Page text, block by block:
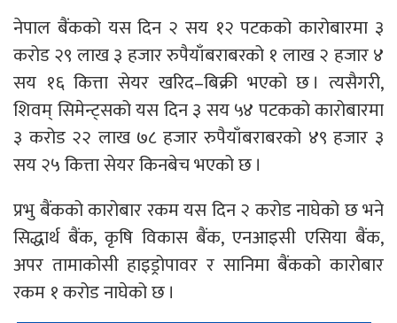
नेपाल बैंकको यस दिन २ सय १२ पटकको कारोबारमा ३
करोड २९ लाख ३ हजार रुपैयाँबराबरको १ लाख २ हजार ४
सय १६ कित्ता सेयर खरिद–बिक्री भएको छ । त्यसैगरी,
शिवम् सिमेन्ट्सको यस दिन ३ सय ५४ पटकको कारोबारमा
३ करोड २२ लाख ७८ हजार रुपैयाँबराबरको ४९ हजार ३
सय २५ कित्ता सेयर किनबेच भएको छ ।
प्रभु बैंकको कारोबार रकम यस दिन २ करोड नाघेको छ भने
सिद्धार्थ बैंक, कृषि विकास बैंक, एनआइसी एसिया बैंक,
अपर तामाकोसी हाइड्रोपावर र सानिमा बैंकको कारोबार
रकम १ करोड नाघेको छ ।